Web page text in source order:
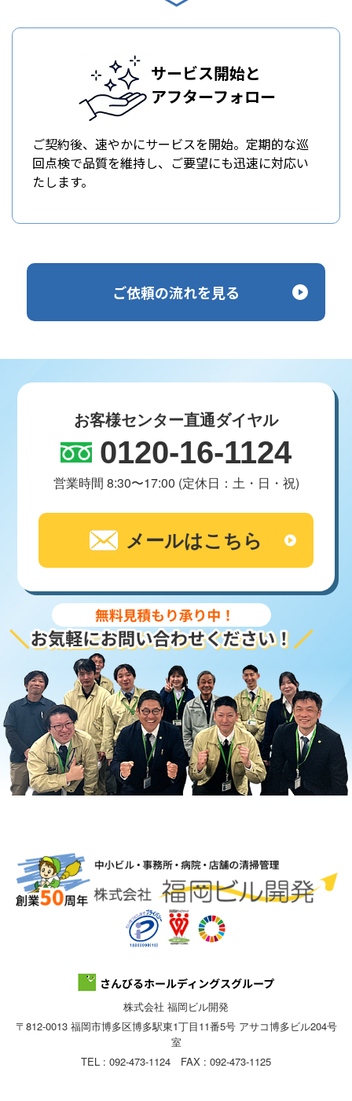
サービス開始と
アフターフォロー
ご契約後、速やかにサービスを開始。定期的な巡
回点検で品質を維持し、ご要望にも迅速に対応い
たします。
ご依頼の流れを見る
お客様センター直通ダイヤル
0120-16-1124
営業時間 8:30〜17:00 (定休日：土・日・祝)
メールはこちら
株式会社 福岡ビル開発
〒812-0013 福岡市博多区博多駅東1丁目11番5号 アサコ博多ビル204号
室
TEL : 092-473-1124 FAX : 092-473-1125